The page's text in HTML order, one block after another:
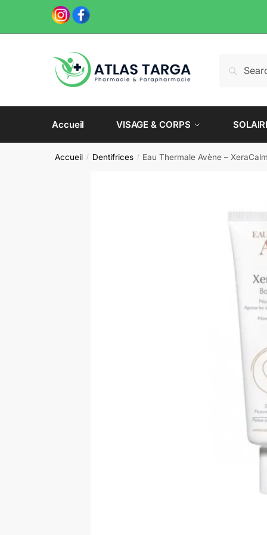
navigation
content
pour :
Accueil VISAGE & CORPS
Accueil / Dentifrices / Eau Thermale Avène –